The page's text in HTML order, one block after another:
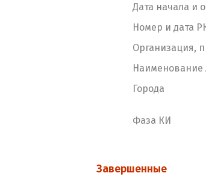
Дата начала и
Номер и дата
Организация,
Наименование
Города
Фаза КИ
Завершенные